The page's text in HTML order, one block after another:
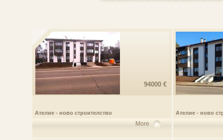
94000 €
Ателие - ново строителство
More
Ателие - ново